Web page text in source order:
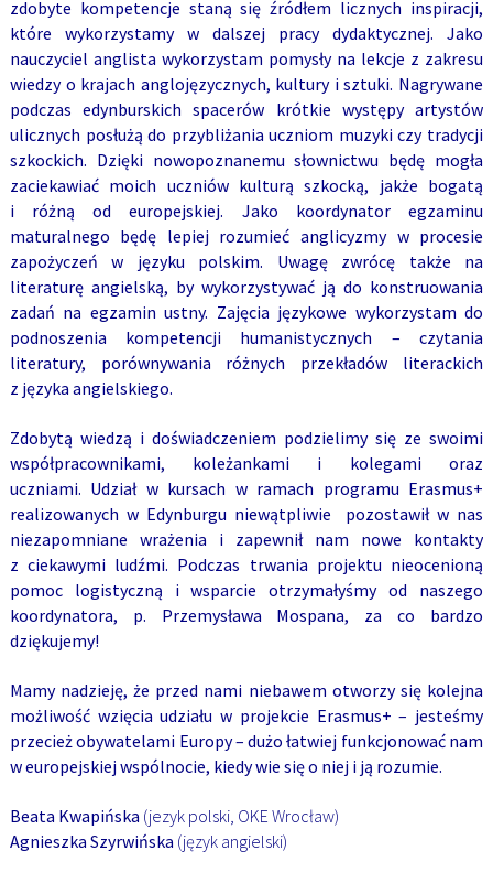
zdobyte kompetencje staną się źródłem licznych inspiracji,
które wykorzystamy w dalszej pracy dydaktycznej.Jako
nauczyciel anglista wykorzystam pomysły na lekcje z zakresu
wiedzy o krajach anglojęzycznych, kultury i sztuki. Nagrywane
podczas edynburskich spacerów krótkie występy artystów
ulicznych posłużą do przybliżania uczniom muzyki czy tradycji
szkockich. Dzięki nowopoznanemu słownictwu będę mogła
zaciekawiać moich uczniów kulturą szkocką, jakże bogatą
i różną od europejskiej. Jako koordynator egzaminu
maturalnego będę lepiej rozumieć anglicyzmy w procesie
zapożyczeń w języku polskim. Uwagę zwrócę także na
literaturę angielską, by wykorzystywać ją do konstruowania
zadań na egzamin ustny. Zajęcia językowe wykorzystam do
podnoszenia kompetencji humanistycznych – czytania
literatury, porównywania różnych przekładów literackich
z języka angielskiego.
Zdobytą wiedzą i doświadczeniem podzielimy się ze swoimi
współpracownikami, koleżankami i kolegami oraz
uczniami. Udział w kursach w ramach programu Erasmus+
realizowanych w Edynburgu niewątpliwie pozostawił w nas
niezapomniane wrażenia i zapewnił nam nowe kontakty
z ciekawymi ludźmi. Podczas trwania projektu nieocenioną
pomoc logistyczną i wsparcie otrzymałyśmy od naszego
koordynatora, p. Przemysława Mospana, za co bardzo
dziękujemy!
Mamy nadzieję, że przed nami niebawem otworzy się kolejna
możliwość wzięcia udziału w projekcie Erasmus+ – jesteśmy
przecież obywatelami Europy – dużo łatwiej funkcjonować nam
w europejskiej wspólnocie, kiedy wie się o niej i ją rozumie.
Beata Kwapińska (jezyk polski, OKE Wrocław)
Agnieszka Szyrwińska (język angielski)